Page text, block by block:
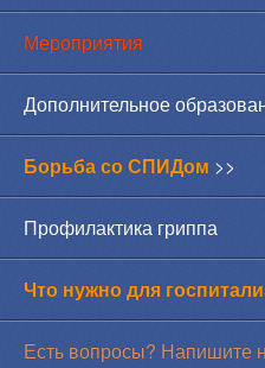
Мероприятия
Дополнительное
Борьба со СПИДом >>
Профилактика гриппа
Что нужно для
Есть вопросы? Напишите